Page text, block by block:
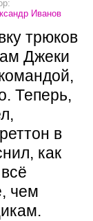
Иванов
трюков
Джеки
Теперь,
в
как
чем